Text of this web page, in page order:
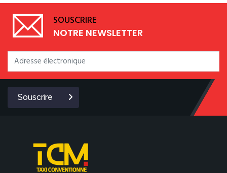
SOUSCRIRE
NOTRE NEWSLETTER
Souscrire